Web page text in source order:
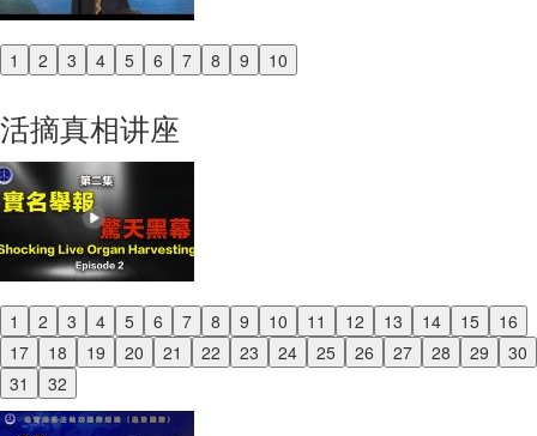
1 2 3 4 5 6 7 8 9 10
Previous
活摘真相讲座
1 2 3 4 5 6 7 8 9 10 11 12 13 14 15
16
17
18 19 20 21 22 23 24 25 26 27 28 29
30
31
32
Previous
Next